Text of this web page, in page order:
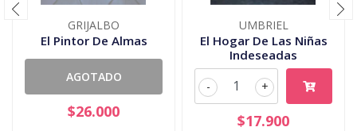
GRIJALBO
El Pintor De Almas
AGOTADO
$26.000
UMBRIEL
El Hogar De Las Niñas
Indeseadas
+
-
$17.900